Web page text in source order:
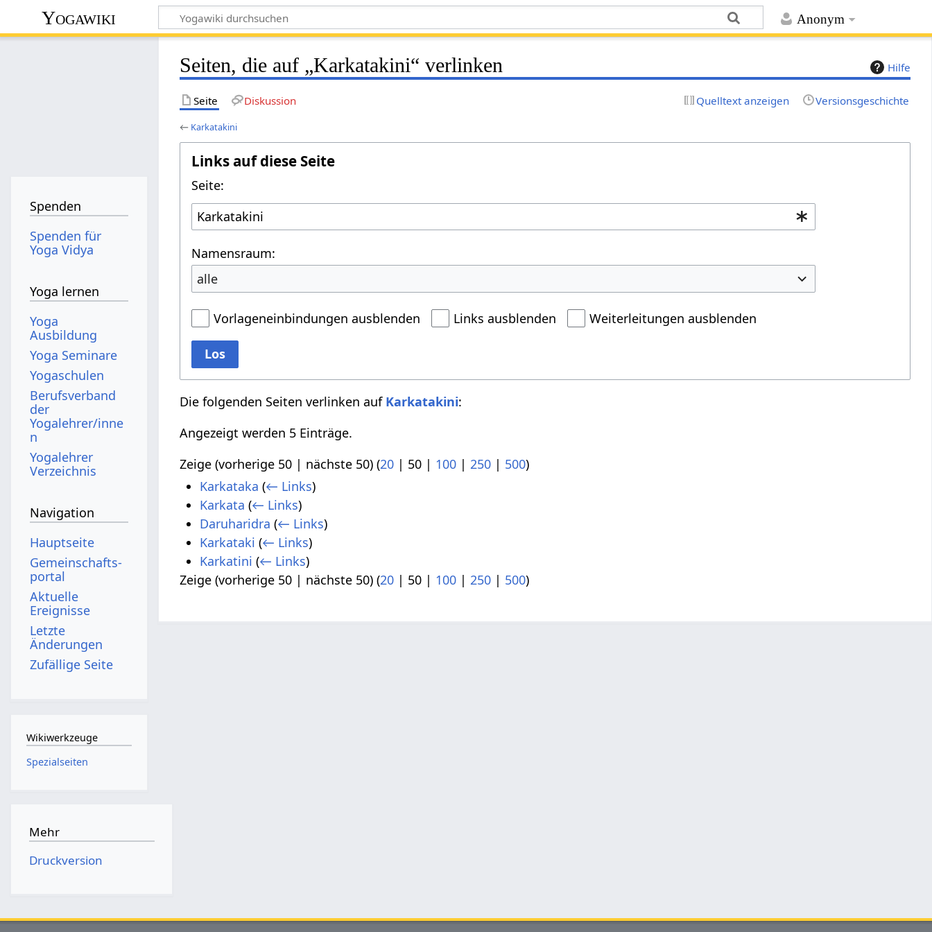
Anonym
Yogawiki
Hilfe
Seiten, die auf „Karkatakini“ verlinken
Seite Diskussion Quelltext anzeigen Versionsgeschichte
← Karkatakini
Links auf diese Seite
Seite:
Namensraum:
alle
Vorlageneinbindungen ausblenden Links ausblenden Weiterleitungen ausblenden
Los
Die folgenden Seiten verlinken auf Karkatakini:
Angezeigt werden 5 Einträge.
Zeige (vorherige 50 | nächste 50) (20 | 50 | 100 |250 | 500)
Karkataka (← Links)
Karkata (← Links)
Daruharidra (← Links)
Karkataki (← Links)
Karkatini (← Links)
Zeige (vorherige 50 | nächste 50) (20 | 50 | 100 |250 | 500)
Spenden
Spenden für
Yoga Vidya
Yoga lernen
Yoga
Ausbildung
Yoga Seminare
Yogaschulen
Berufsverband
der
Yogalehrer/inne
n
Yogalehrer
Verzeichnis
Navigation
Hauptseite
Gemeinschafts­
portal
Aktuelle
Ereignisse
Letzte
Änderungen
Zufällige Seite
Wikiwerkzeuge
Spezialseiten
Mehr
Druckversion